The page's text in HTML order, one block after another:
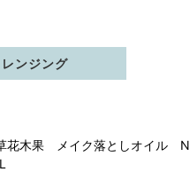
木果 メイク落としオイル N
レンジング